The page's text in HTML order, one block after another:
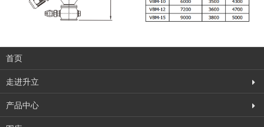
首页
走进升立
产品中心